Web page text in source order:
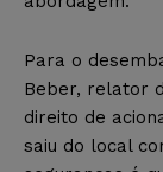
Para o
Beber, relator
direito de
saiu do local